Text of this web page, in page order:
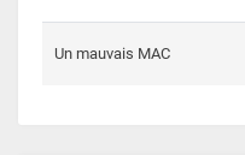
Un mauvais MAC